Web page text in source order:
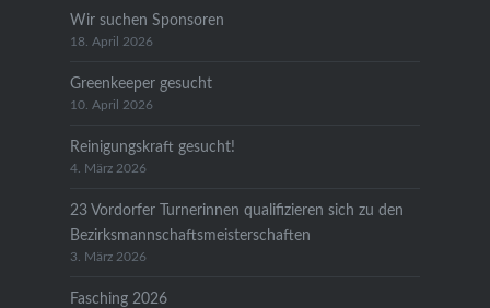
Wir suchen Sponsoren
18. April 2026
Greenkeeper gesucht
10. April 2026
Reinigungskraft gesucht!
4. März 2026
23 Vordorfer Turnerinnen qualifizieren sich zu den
Bezirksmannschaftsmeisterschaften
3. März 2026
Fasching 2026